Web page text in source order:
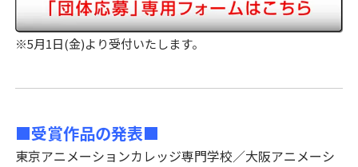
※5月1日(金)より受付いたします。
■受賞作品の発表■
東京アニメーションカレッジ専門学校／大阪アニメーシ